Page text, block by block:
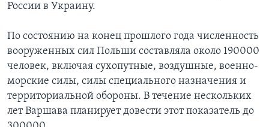
России в Украину.
По состоянию на конец прошлого года численность
вооруженных сил Польши составляла около 190000
человек, включая сухопутные, воздушные, военно-
морские силы, силы специального назначения и
территориальной обороны. В течение нескольких
лет Варшава планирует довести этот показатель до